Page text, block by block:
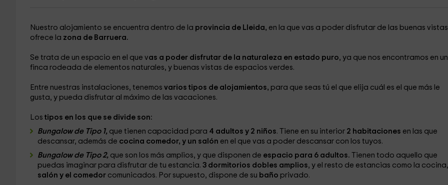
Nuestro alojamiento se encuentra dentro de la provincia de Lleida, en la que vas a poder disfrutar de las buenas
ofrece la zona de Barruera.
Se trata de un espacio en el que vas a poder disfrutar de la naturaleza en estado puro, ya que nos encontramos en
finca rodeada de elementos naturales, y buenas vistas de espacios verdes.
Entre nuestras instalaciones, tenemos varios tipos de alojamientos, para que seas tú el que elija cuál es el que más le
gusta, y pueda disfrutar al máximo de las vacaciones.
Los tipos en los que se divide son:
Bungalow de Tipo 1, que tienen capacidad para 4 adultos y 2 niños. Tiene en su interior 2 habitaciones en las que
descansar, además de cocina comedor, y un salón en el que vas a poder descansar con los tuyos.
Bungalow de Tipo 2, que son los más amplios, y que disponen de espacio para 6 adultos. Tienen todo aquello que
puedas imaginar para disfrutar de tu estancia. 3 dormitorios dobles amplios, y el resto de estancias como la cocina,
salón y el comedor comunicados. Por supuesto, dispone de su baño privado.